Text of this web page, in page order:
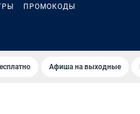
ПРОМОКОДЫ
Афиша на выходные